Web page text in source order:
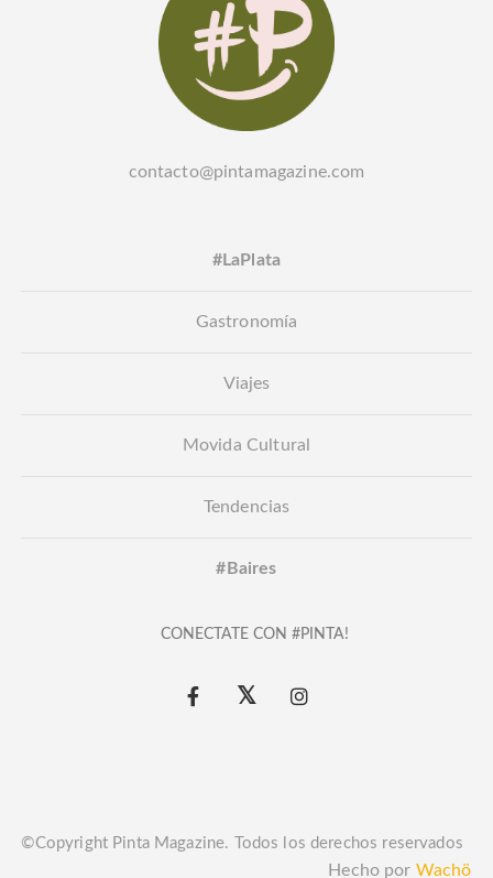
contacto@pintamagazine.com
#LaPlata
Gastronomía
Viajes
Movida Cultural
Tendencias
#Baires
CONECTATE CON #PINTA!
©Copyright Pinta Magazine. Todos los derechos reservados
Hecho por Wachö